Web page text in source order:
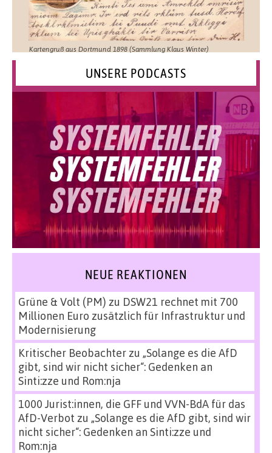
Kartengruß aus Dortmund 1898 (Sammlung Klaus Winter)
UNSERE PODCASTS
NEUE REAKTIONEN
Grüne & Volt (PM) zu DSW21 rechnet mit 700
Millionen Euro zusätzlich für Infrastruktur und
Modernisierung
Kritischer Beobachterzu „Solange es die AfD
gibt, sind wir nicht sicher“: Gedenken an
Sinti:zze und Rom:nja
1000 Jurist:innen, die GFF und VVN-BdA für das
AfD-Verbot zu „Solange es die AfD gibt, sind wir
nicht sicher“: Gedenken an Sinti:zze und
Rom:nja